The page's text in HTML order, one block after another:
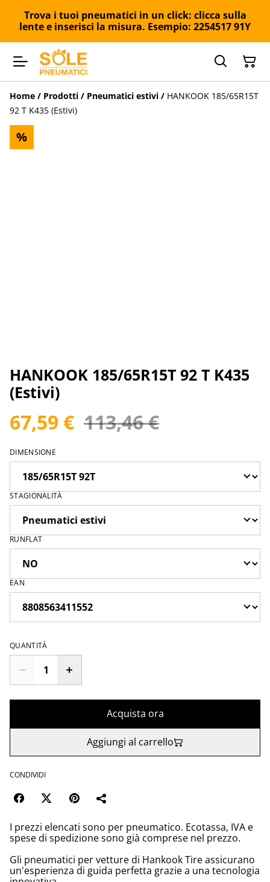
Trova i tuoi pneumatici in un click: clicca sulla
lente e inserisci la misura. Esempio: 2254517 91Y
Home / Prodotti / Pneumatici estivi / HANKOOK 185/65R15T
92 T K435 (Estivi)
%
HANKOOK 185/65R15T 92 T K435
(Estivi)
67,59 € 113,46 €
DIMENSIONE
STAGIONALITÀ
RUNFLAT
EAN
QUANTITÀ
Acquista ora
Aggiungi al carrello
CONDIVIDI
I prezzi elencati sono per pneumatico. Ecotassa, IVA e
spese di spedizione sono già comprese nel prezzo.
Gli pneumatici per vetture di Hankook Tire assicurano
un'esperienza di guida perfetta grazie a una tecnologia